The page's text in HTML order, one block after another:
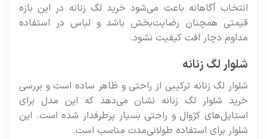
انتخاب آگاهانه باعث می‌شود خرید لگ زنانه در این بازه
قیمتی همچنان رضایت‌بخش باشد و لباس در استفاده
مداوم دچار افت کیفیت نشود.
شلوار لگ زنانه
شلوار لگ زنانه ترکیبی از راحتی و ظاهر ساده است و بررسی
خرید شلوار لگ زنانه نشان می‌دهد که این مدل برای
استایل‌های کژوال و راحتی بسیار پرطرفدار شده است. این
شلوار برای استفاده طولانی‌مدت مناسب است.